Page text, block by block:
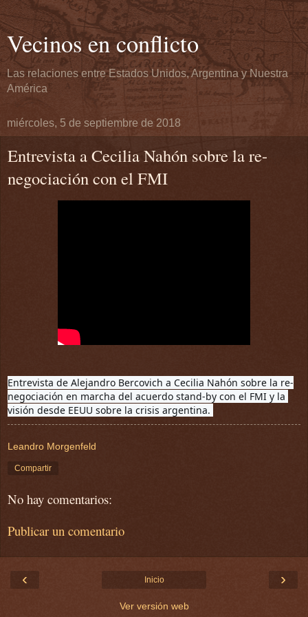
Vecinos en conflicto
Las relaciones entre Estados Unidos, Argentina y Nuestra
América
miércoles, 5 de septiembre de 2018
Entrevista a Cecilia Nahón sobre la re-
negociación con el FMI
Entrevista de Alejandro Bercovich a Cecilia Nahón sobre la re-
negociación en marcha del acuerdo stand-by con el FMI y la
Leandro Morgenfeld
Compartir
No hay comentarios:
Publicar un comentario
‹ ›
Inicio
Ver versión web